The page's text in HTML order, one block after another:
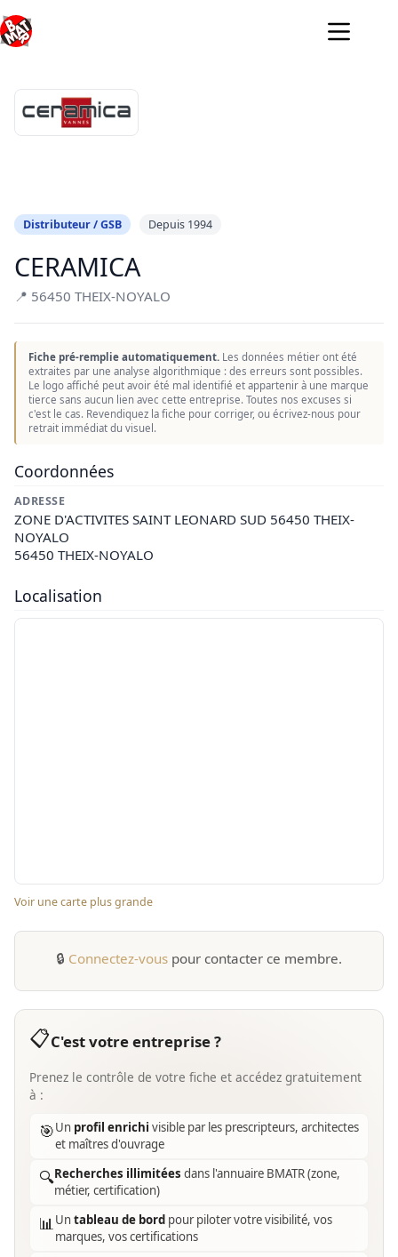
au
contenu
Distributeur / GSB Depuis 1994
CERAMICA
📍 56450 THEIX-NOYALO
Fiche pré-remplie automatiquement. Les données métier ont été
extraites par une analyse algorithmique : des erreurs sont possibles.
Le logo affiché peut avoir été mal identifié et appartenir à une marque
tierce sans aucun lien avec cette entreprise. Toutes nos excuses si
c'est le cas. Revendiquez la fiche pour corriger, ou écrivez-nous pour
retrait immédiat du visuel.
Coordonnées
ADRESSE
ZONE D'ACTIVITES SAINT LEONARD SUD 56450 THEIX-
NOYALO
56450 THEIX-NOYALO
Localisation
Voir une carte plus grande
🔒 Connectez-vous pour contacter ce membre.
📋C'est votre entreprise ?
Prenez le contrôle de votre fiche et accédez gratuitement
à :
🎯Un profil enrichi visible par les prescripteurs, architectes
et maîtres d'ouvrage
🔍Recherches illimitées dans l'annuaire BMATR (zone,
métier, certification)
📊Untableau de bord pour piloter votre visibilité, vos
marques, vos certifications